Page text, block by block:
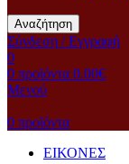
Αναζήτηση
Σύνδεση / Εγγραφή
0
0 προϊόντα 0.00€
Μενού
0 προϊόντα
ΕΙΚΟΝΕΣ